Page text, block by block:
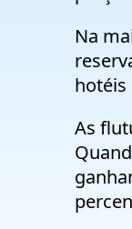
Na
hotéis
As